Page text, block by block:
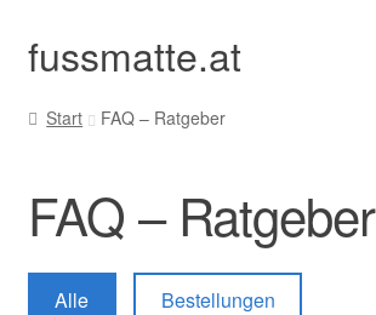
Zur
Navigation
springen
Zum
Inhalt
springen
fussmatte.at
Außenbereich
Innenbereich
Standardgrößen
Start FAQ – Ratgeber
FAQ – Ratgeber
Alle Bestellungen